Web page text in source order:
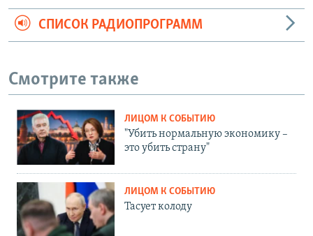
СПИСОК РАДИОПРОГРАММ
Смотрите также
ЛИЦОМ К СОБЫТИЮ
"Убить нормальную экономику –
это убить страну"
ЛИЦОМ К СОБЫТИЮ
Тасует колоду